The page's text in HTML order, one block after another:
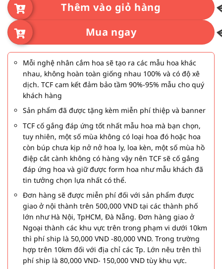
Thêm vào giỏ hàng
Mua ngay
Mỗi nghệ nhân cắm hoa sẽ tạo ra các mẫu hoa khác
nhau, không hoàn toàn giống nhau 100% và có độ xê
dịch. TCF cam kết đảm bảo tầm 90%-95% mẫu cho quý
khách hàng
Sản phẩm đã được tặng kèm miễn phí thiệp và banner
TCF cố gắng đáp ứng tốt nhất mẫu hoa mà bạn chọn,
tuy nhiên, một số mùa không có loại hoa đó hoặc hoa
còn búp chưa kịp nở nở hoa ly, loa kèn, một số mùa hồ
điệp cắt cành không có hàng vậy nên TCF sẽ cố gắng
đáp ứng hoa và giữ được form hoa như mẫu khách đã
tin tưởng chọn lựa nhất có thể.
Đơn hàng sẽ được miễn phí đối với sản phẩm được
giao ở nội thành trên 500,000 VND tại các thành phố
lớn như Hà Nội, TpHCM, Đà Nẵng. Đơn hàng giao ở
Ngoại thành các khu vực trên trong phạm vi dưới 10km
thì phí ship là 50,000 VND -80,000 VND. Trong trường
hợp trên 10km đối với địa chỉ các Tp. Lớn nêu trên thì
phí ship là 80,000 VND- 150,000 VND tùy khu vực.